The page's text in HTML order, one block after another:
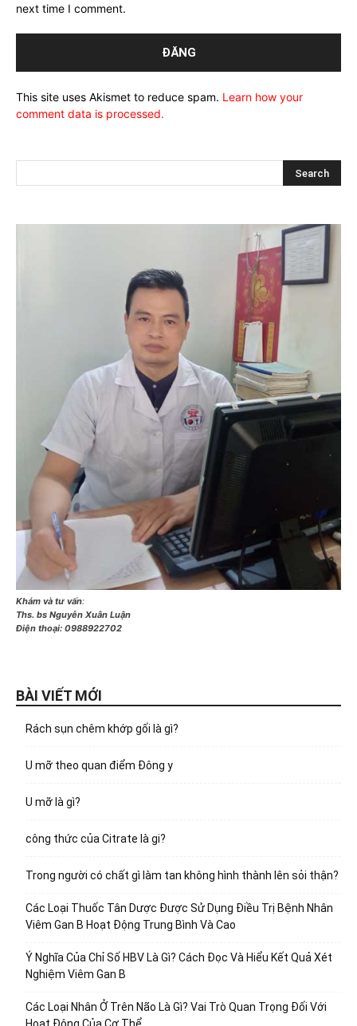
next time I comment.
This site uses Akismet to reduce spam. Learn how your
comment data is processed.
Khám và tư vấn:
Ths. bs Nguyễn Xuân Luận
Điện thoại: 0988922702
BÀI VIẾT MỚI
Rách sụn chêm khớp gối là gì?
U mỡ theo quan điểm Đông y
U mỡ là gì?
công thức của Citrate là gi?
Trong người có chất gì làm tan không hình thành lên sỏi thận?
Các Loại Thuốc Tân Dược Được Sử Dụng Điều Trị Bệnh Nhân
Viêm Gan B Hoạt Động Trung Bình Và Cao
Ý Nghĩa Của Chỉ Số HBV Là Gì? Cách Đọc Và Hiểu Kết Quả Xét
Nghiệm Viêm Gan B
Các Loại Nhân Ở Trên Não Là Gì? Vai Trò Quan Trọng Đối Với